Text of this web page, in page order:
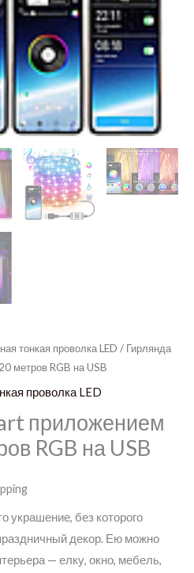
тонкая проволка LED / Гирлянда
метров RGB на USB
проволка LED
приложением
RGB на USB
украшение, без которого
декор. Ею можно
— елку, окно, мебель,